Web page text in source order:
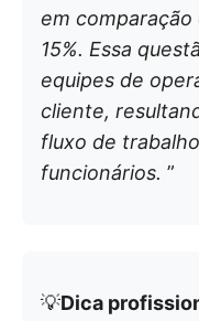
em
15%. Essa
equipes de
cliente,
fluxo de
funcionários. ”
💡Dica